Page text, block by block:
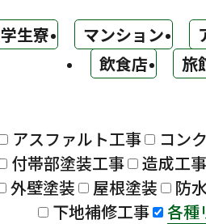
学生寮 マンション
飲食店
旅
アスファルト工事 コン
付帯部塗装工事 造成工事
外壁塗装 屋根塗装 防
下地補修工事
各種